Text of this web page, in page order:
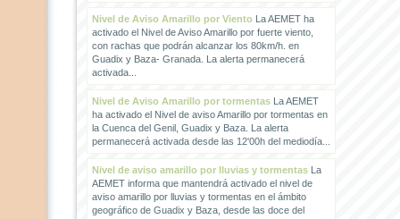
Nivel de Aviso Amarillo por VientoLa AEMET ha
activado el Nivel de Aviso Amarillo por fuerte viento,
con rachas que podrán alcanzar los 80km/h. en
Guadix y Baza- Granada. La alerta permanecerá
activada...
Nivel de Aviso Amarillo por tormentasLa AEMET
ha activado el Nivel de aviso Amarillo por tormentas en
la Cuenca del Genil, Guadix y Baza. La alerta
permanecerá activada desde las 12'00h del mediodía...
Nivel de aviso amarillo por lluvias y tormentasLa
AEMET informa que mantendrá activado el nivel de
aviso amarillo por lluvias y tormentas en el ámbito
geográfico de Guadix y Baza, desde las doce del